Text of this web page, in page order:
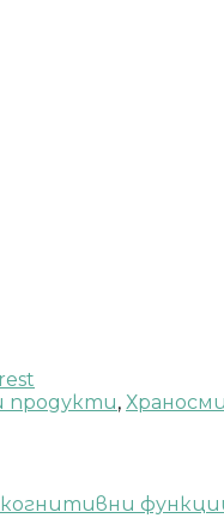
продукти,